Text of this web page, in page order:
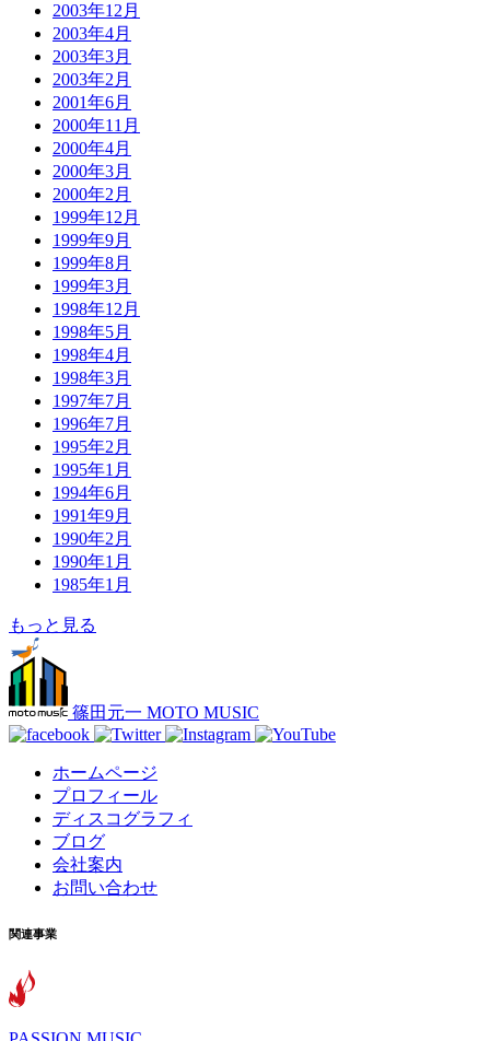
2003年12月
2003年4月
2003年3月
2003年2月
2001年6月
2000年11月
2000年4月
2000年3月
2000年2月
1999年12月
1999年9月
1999年8月
1999年3月
1998年12月
1998年5月
1998年4月
1998年3月
1997年7月
1996年7月
1995年2月
1995年1月
1994年6月
1991年9月
1990年2月
1990年1月
1985年1月
もっと見る
篠田元一 MOTO MUSIC
ホームページ
プロフィール
ディスコグラフィ
ブログ
会社案内
お問い合わせ
関連事業